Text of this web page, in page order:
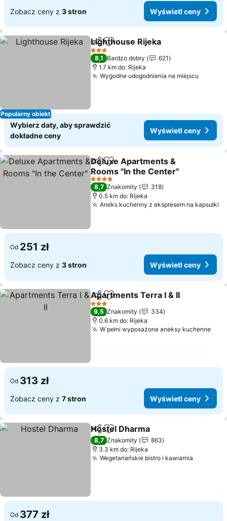
Zobacz ceny z 3 stron Wyświetl ceny
Popularny obiekt
Udostępnij
Dodaj do ulubionych
Lighthouse Rijeka
3 Kategoria
8,1 Bardzo dobry
621
1.7 km do: Rijeka
Wygodne udogodnienia na miejscu
Wybierz daty, aby sprawdzić
dokładne ceny
Wyświetl ceny
Udostępnij
Dodaj do ulubionych
Deluxe Apartments &
Rooms "In the Center"
4 Kategoria
8,7 Znakomity
318
0.5 km do: Rijeka
Aneks kuchenny z ekspresem na kapsułki
Od 251 zł
Zobacz ceny z 3 stron Wyświetl ceny
UdostępnijDodaj do ulubionych
Apartments Terra I & II
3 Kategoria
9,5 Znakomity
334
0.6 km do: Rijeka
W pełni wyposażone aneksy kuchenne
Od 313 zł
Zobacz ceny z 7 stron Wyświetl ceny
Udostępnij
Dodaj do ulubionych
Hostel Dharma
8,7 Znakomity
863
3.3 km do: Rijeka
Wegetariańskie bistro i kawiarnia
Od 377 zł